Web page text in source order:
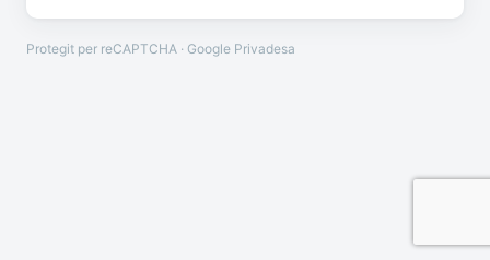
Protegit per reCAPTCHA · Google Privadesa